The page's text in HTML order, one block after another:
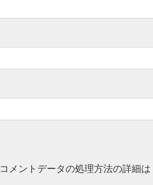
コメントデータの処理方法の詳細は